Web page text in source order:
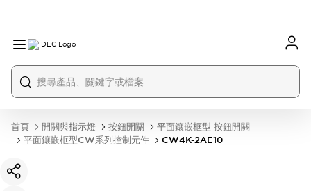
首頁 開關與指示燈 按鈕開關
平面鑲嵌框型 按鈕開關
平面鑲嵌框型CW系列控制元件
CW4K-2AE10